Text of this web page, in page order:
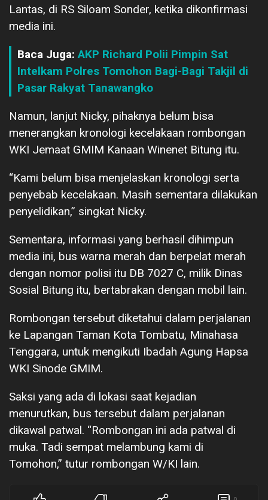
Lantas, di RS Siloam Sonder, ketika dikonfirmasi
media ini.
Baca Juga: AKP Richard Polii Pimpin Sat
Intelkam Polres Tomohon Bagi-Bagi Takjil di
Pasar Rakyat Tanawangko
Namun, lanjut Nicky, pihaknya belum bisa
menerangkan kronologi kecelakaan rombongan
WKI Jemaat GMIM Kanaan Winenet Bitung itu.
“Kami belum bisa menjelaskan kronologi serta
penyebab kecelakaan. Masih sementara dilakukan
penyelidikan,” singkat Nicky.
Sementara, informasi yang berhasil dihimpun
media ini, bus warna merah dan berpelat merah
dengan nomor polisi itu DB 7027 C, milik Dinas
Sosial Bitung itu, bertabrakan dengan mobil lain.
Rombongan tersebut diketahui dalam perjalanan
ke Lapangan Taman Kota Tombatu, Minahasa
Tenggara, untuk mengikuti Ibadah Agung Hapsa
WKI Sinode GMIM.
Saksi yang ada di lokasi saat kejadian
menurutkan, bus tersebut dalam perjalanan
dikawal patwal. “Rombongan ini ada patwal di
muka. Tadi sempat melambung kami di
Tomohon,” tutur rombongan W/KI lain.